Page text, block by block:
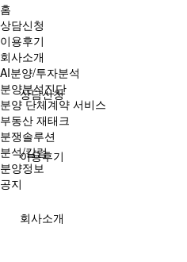
상담신청
이용후기
회사소개
홈
상담신청
이용후기
회사소개
AI분양/투자분석
분양분석진단
분양 단체계약 서비스
부동산 재태크
분쟁솔루션
분석/칼럼
분양정보
공지